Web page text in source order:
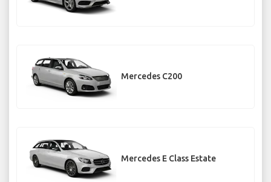
Mercedes C200
Mercedes E Class Estate